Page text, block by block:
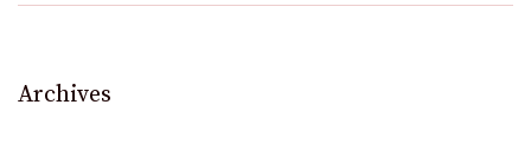
Archives